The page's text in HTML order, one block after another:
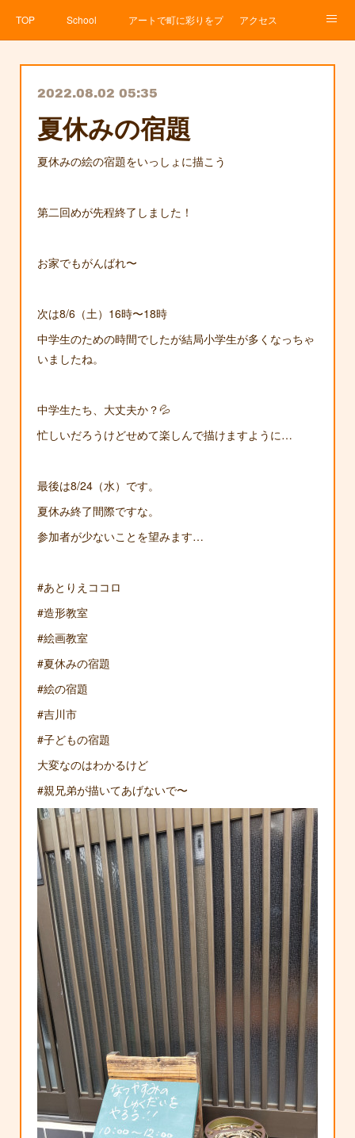
TOP School アートで町に彩りをプロジェクト
アクセス
2022.08.02 05:35
夏休みの宿題
夏休みの絵の宿題をいっしょに描こう
第二回めが先程終了しました！
お家でもがんばれ〜
次は8/6（土）16時〜18時
中学生のための時間でしたが結局小学生が多くなっちゃ
いましたね。
中学生たち、大丈夫か？💦
忙しいだろうけどせめて楽しんで描けますように…
最後は8/24（水）です。
夏休み終了間際ですな。
参加者が少ないことを望みます…
#あとりえココロ
#造形教室
#絵画教室
#夏休みの宿題
#絵の宿題
#吉川市
#子どもの宿題
大変なのはわかるけど
#親兄弟が描いてあげないで〜